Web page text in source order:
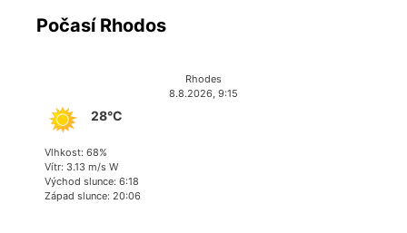
Počasí Rhodos
Rhodes
8.8.2026, 9:15
28°C
Vlhkost: 68%
Vítr: 3.13 m/s W
Východ slunce: 6:18
Západ slunce: 20:06